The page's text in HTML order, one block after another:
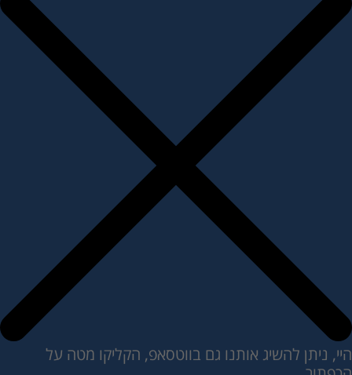
היי, ניתן להשיג אותנו גם בווטסאפ, הקליקו מטה על